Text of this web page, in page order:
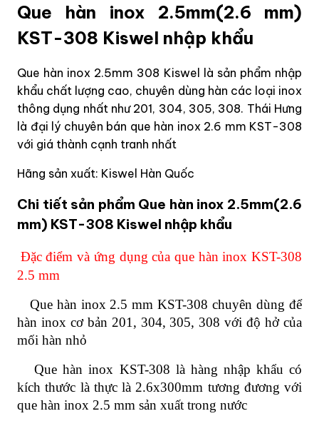
Que hàn inox 2.5mm(2.6 mm)
KST-308 Kiswel nhập khẩu
Que hàn inox 2.5mm 308 Kiswel là sản phẩm nhập
khẩu chất lượng cao, chuyên dùng hàn các loại inox
thông dụng nhất như 201, 304, 305, 308. Thái Hưng
là đại lý chuyên bán que hàn inox 2.6 mm KST-308
với giá thành cạnh tranh nhất
Hãng sản xuất: Kiswel Hàn Quốc
Chi tiết sản phẩm Que hàn inox 2.5mm(2.6
mm) KST-308 Kiswel nhập khẩu
Đặc điểm và ứng dụng của que hàn inox KST-308
2.5 mm
Que hàn inox 2.5 mm KST-308 chuyên dùng để
hàn inox cơ bản 201, 304, 305, 308 với độ hở của
mối hàn nhỏ
Que hàn inox KST-308 là hàng nhập khẩu có
kích thước là thực là 2.6x300mm tương đương với
que hàn inox 2.5 mm sản xuất trong nước